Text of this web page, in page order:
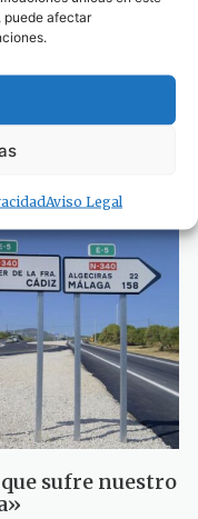
puede afectar
Aviso Legal
en
sufre nuestro